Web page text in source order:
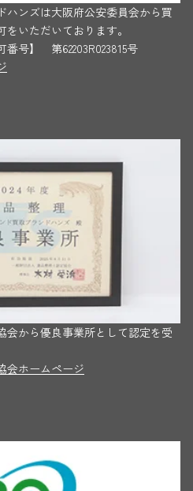
ハンズは大阪府公安委員会から買
いただいております。
番号】 第62203R023815号
会から優良事業所として認定を受
会ホームページ